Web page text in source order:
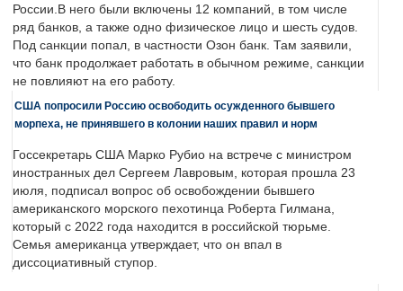
России.В него были включены 12 компаний, в том числе
ряд банков, а также одно физическое лицо и шесть судов.
Под санкции попал, в частности Озон банк. Там заявили,
что банк продолжает работать в обычном режиме, санкции
не повлияют на его работу.
США попросили Россию освободить осужденного бывшего
морпеха, не принявшего в колонии наших правил и норм
Госсекретарь США Марко Рубио на встрече с министром
иностранных дел Сергеем Лавровым, которая прошла 23
июля, подписал вопрос об освобождении бывшего
американского морского пехотинца Роберта Гилмана,
который с 2022 года находится в российской тюрьме.
Семья американца утверждает, что он впал в
диссоциативный ступор.